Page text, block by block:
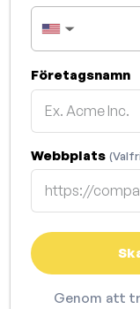
▼
Företagsnamn
Webbplats
Genom att